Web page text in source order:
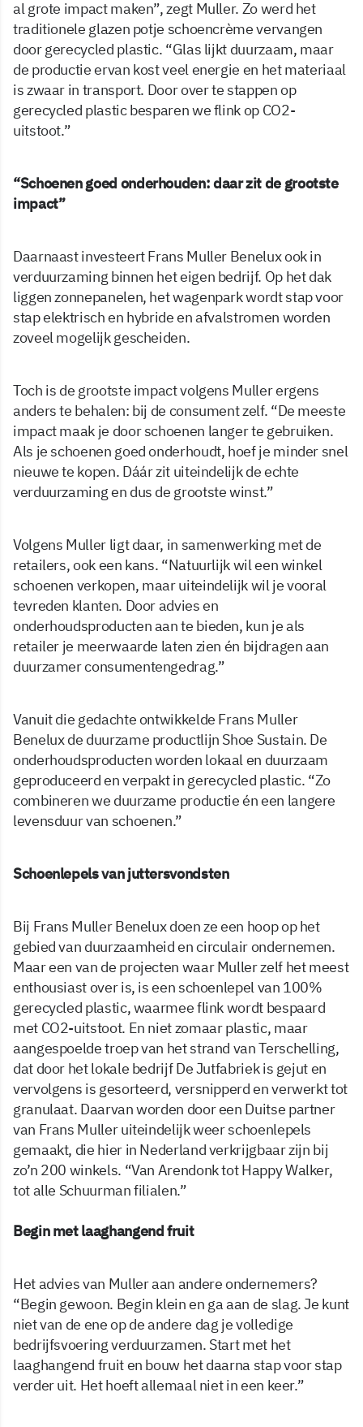
al grote impact maken”, zegt Muller. Zo werd het
traditionele glazen potje schoencrème vervangen
door gerecycled plastic. “Glas lijkt duurzaam, maar
de productie ervan kost veel energie en het materiaal
is zwaar in transport. Door over te stappen op
gerecycled plastic besparen we flink op CO2-
uitstoot.”
“Schoenen goed onderhouden: daar zit de grootste
impact”
Daarnaast investeert Frans Muller Benelux ook in
verduurzaming binnen het eigen bedrijf. Op het dak
liggen zonnepanelen, het wagenpark wordt stap voor
stap elektrisch en hybride en afvalstromen worden
zoveel mogelijk gescheiden.
Toch is de grootste impact volgens Muller ergens
anders te behalen: bij de consument zelf. “De meeste
impact maak je door schoenen langer te gebruiken.
Als je schoenen goed onderhoudt, hoef je minder snel
nieuwe te kopen. Dáár zit uiteindelijk de echte
verduurzaming en dus de grootste winst.”
Volgens Muller ligt daar, in samenwerking met de
retailers, ook een kans. “Natuurlijk wil een winkel
schoenen verkopen, maar uiteindelijk wil je vooral
tevreden klanten. Door advies en
onderhoudsproducten aan te bieden, kun je als
retailer je meerwaarde laten zien én bijdragen aan
duurzamer consumentengedrag.”
Vanuit die gedachte ontwikkelde Frans Muller
Benelux de duurzame productlijn Shoe Sustain. De
onderhoudsproducten worden lokaal en duurzaam
geproduceerd en verpakt in gerecycled plastic. “Zo
combineren we duurzame productie én een langere
levensduur van schoenen.”
Schoenlepels van juttersvondsten
Bij Frans Muller Benelux doen ze een hoop op het
gebied van duurzaamheid en circulair ondernemen.
Maar een van de projecten waar Muller zelf het meest
enthousiast over is, is een schoenlepel van 100%
gerecycled plastic, waarmee flink wordt bespaard
met CO2-uitstoot. En niet zomaar plastic, maar
aangespoelde troep van het strand van Terschelling,
dat door het lokale bedrijf De Jutfabriek is gejut en
vervolgens is gesorteerd, versnipperd en verwerkt tot
granulaat. Daarvan worden door een Duitse partner
van Frans Muller uiteindelijk weer schoenlepels
gemaakt, die hier in Nederland verkrijgbaar zijn bij
zo’n 200 winkels. “Van Arendonk tot Happy Walker,
tot alle Schuurman filialen.”
Begin met laaghangend fruit
Het advies van Muller aan andere ondernemers?
“Begin gewoon. Begin klein en ga aan de slag. Je kunt
niet van de ene op de andere dag je volledige
bedrijfsvoering verduurzamen. Start met het
laaghangend fruit en bouw het daarna stap voor stap
verder uit. Het hoeft allemaal niet in een keer.”